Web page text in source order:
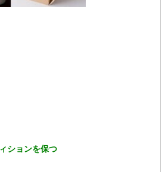
ションを保つ